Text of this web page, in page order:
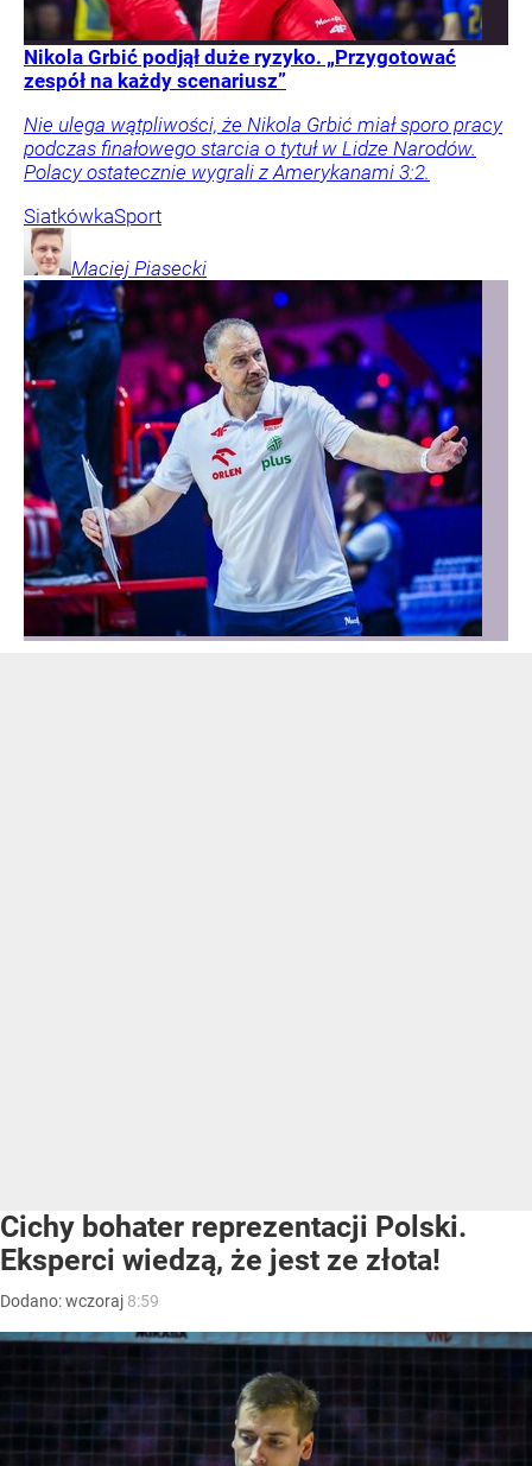
Nikola Grbić podjął duże ryzyko. „Przygotować
zespół na każdy scenariusz”
Nie ulega wątpliwości, że Nikola Grbić miał sporo pracy
podczas finałowego starcia o tytuł w Lidze Narodów.
Polacy ostatecznie wygrali z Amerykanami 3:2.
SiatkówkaSport
Maciej Piasecki
Cichy bohater reprezentacji Polski.
Eksperci wiedzą, że jest ze złota!
Dodano:wczoraj 8:59